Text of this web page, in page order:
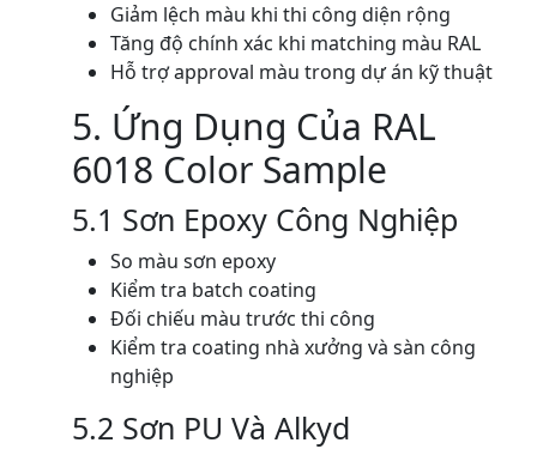
Giảm lệch màu khi thi công diện rộng
Tăng độ chính xác khi matching màu RAL
Hỗ trợ approval màu trong dự án kỹ thuật
5. Ứng Dụng Của RAL
6018 Color Sample
5.1 Sơn Epoxy Công Nghiệp
So màu sơn epoxy
Kiểm tra batch coating
Đối chiếu màu trước thi công
Kiểm tra coating nhà xưởng và sàn công
nghiệp
5.2 Sơn PU Và Alkyd